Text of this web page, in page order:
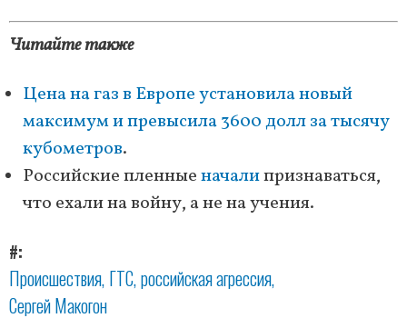
Читайте также
Цена на газ в Европе установила новый
максимум и превысила 3600 долл за тысячу
кубометров.
Российские пленныеначалипризнаваться,
что ехали на войну, а не на учения.
#
Происшествия ГТС российская агрессия
Сергей Макогон